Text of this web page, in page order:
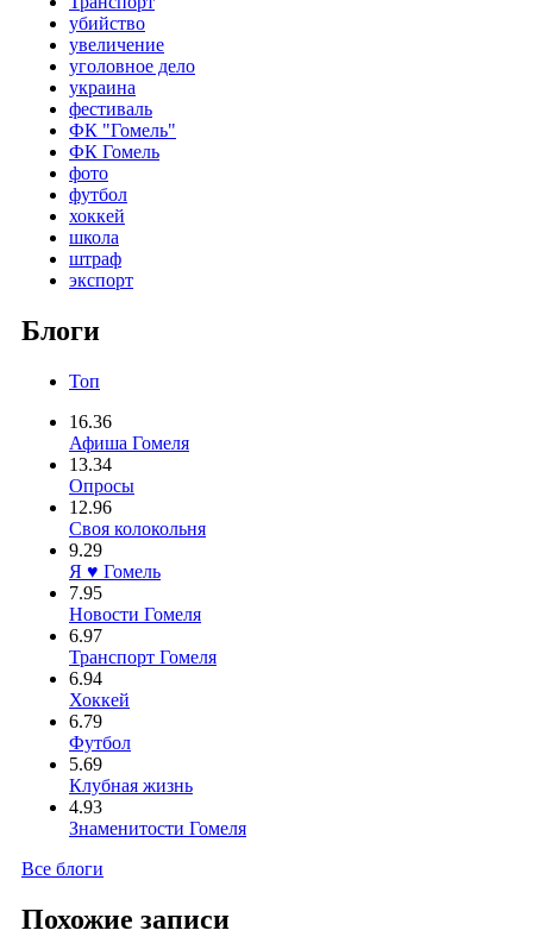
убийство
увеличение
уголовное дело
украина
фестиваль
ФК "Гомель"
ФК Гомель
фото
футбол
хоккей
школа
штраф
экспорт
Блоги
Топ
16.36
Афиша Гомеля
13.34
Опросы
12.96
Своя колокольня
9.29
Я ♥ Гомель
7.95
Новости Гомеля
6.97
Транспорт Гомеля
6.94
Хоккей
6.79
Футбол
5.69
Клубная жизнь
4.93
Знаменитости Гомеля
Все блоги
Похожие записи